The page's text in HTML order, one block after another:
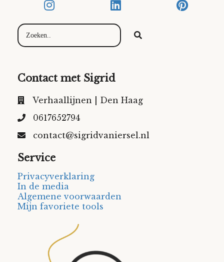
Contact met Sigrid
Verhaallijnen | Den Haag
0617652794
contact@sigridvaniersel.nl
Service
Privacyverklaring
In de media
Algemene voorwaarden
Mijn favoriete tools